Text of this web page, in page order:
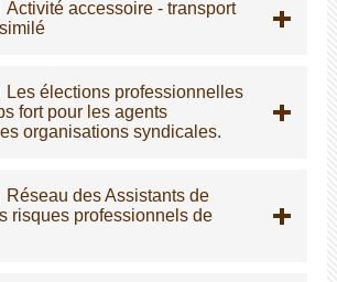
Activité accessoire - transport
Les élections professionnelles
fort pour les agents
organisations syndicales.
Réseau des Assistants de
risques professionnels de